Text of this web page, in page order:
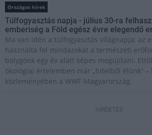
Országos hírek
Túlfogyasztás napja - július 30-ra
emberiség a Föld egész évre elegendő
Ma van idén a túlfogyasztás világnapja: az
használta fel mindazokat a természeti
bolygónk egy év alatt képes megújítani.
ökológiai értelemben már „hitelből élünk”
közleményében a WWF Magyarország.
HIRDETÉS